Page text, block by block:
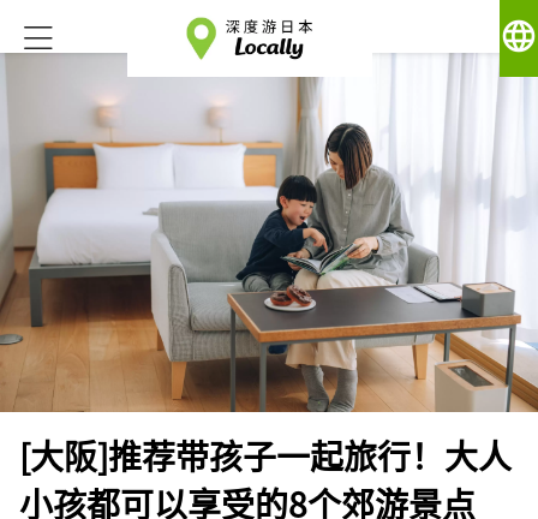
language
[大阪]推荐带孩子一起旅行！大人
小孩都可以享受的8个郊游景点